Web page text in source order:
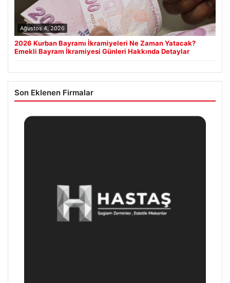
Ağustos 4, 2026
2026 Kurban Bayramı İkramiyeleri Ne Zaman Yatacak?
Emekli Bayram İkramiyesi Günleri Hakkında Detaylar
Son Eklenen Firmalar